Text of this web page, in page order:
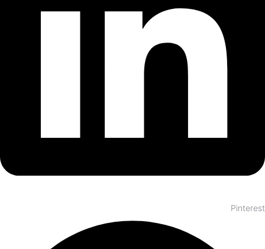
Pinterest